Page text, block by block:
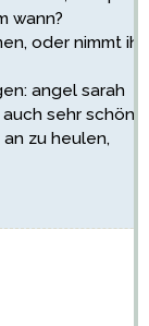
wann?
oder nimmt
angel sarah
sehr schön,
zu heulen,